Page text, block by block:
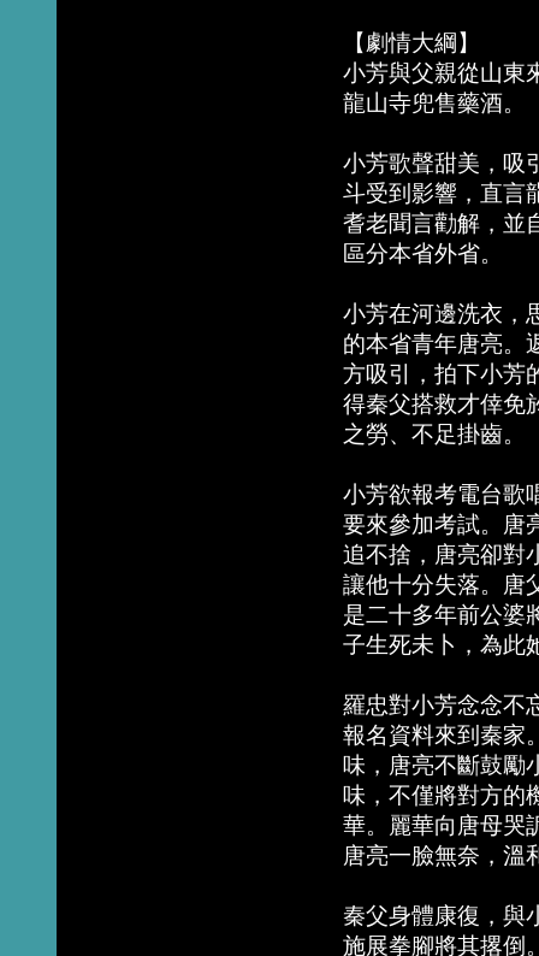
【劇情大綱】
小芳與父親從山東
龍山寺兜售藥酒。
小芳歌聲甜美，吸
斗受到影響，直言
耆老聞言勸解，並
區分本省外省。
小芳在河邊洗衣，
的本省青年唐亮。
方吸引，拍下小芳
得秦父搭救才倖免
之勞、不足掛齒。
小芳欲報考電台歌
要來參加考試。唐
追不捨，唐亮卻對
讓他十分失落。唐
是二十多年前公婆
子生死未卜，為此
羅忠對小芳念念不
報名資料來到秦家
味，唐亮不斷鼓勵
味，不僅將對方的
華。麗華向唐母哭
唐亮一臉無奈，溫
秦父身體康復，與
施展拳腳將其撂倒